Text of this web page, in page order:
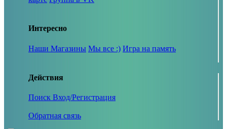
Интересно
Наши Магазины Мы все :) Игра на память
Действия
Поиск Вход/Регистрация
Обратная связь